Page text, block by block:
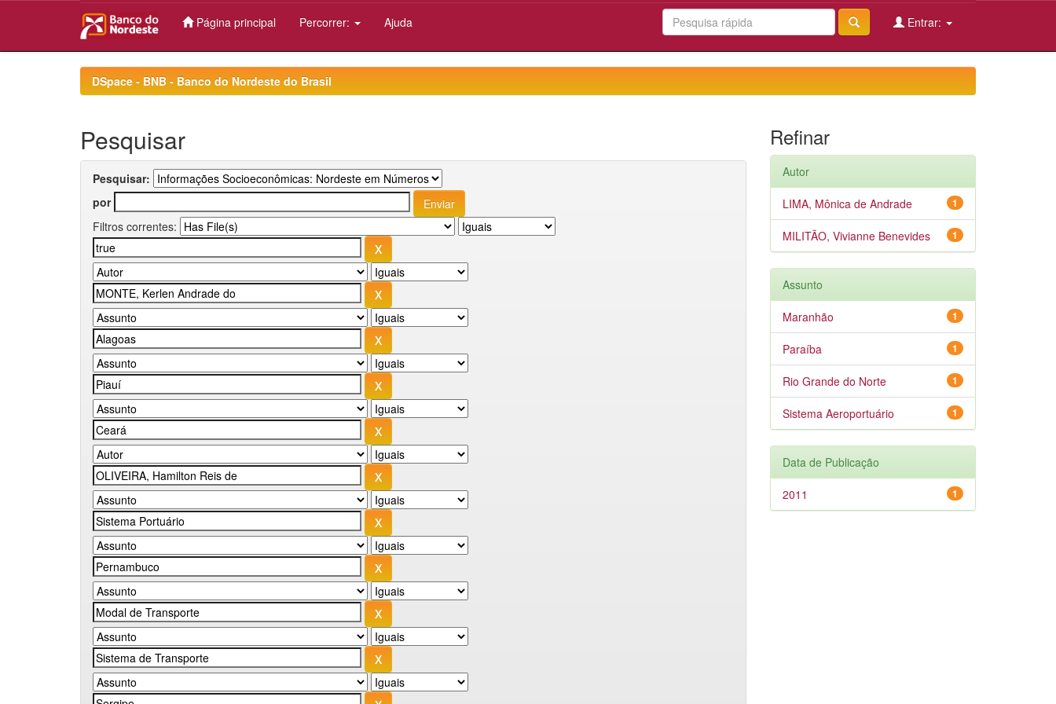
Página principal Percorrer: Ajuda Entrar:
DSpace - BNB - Banco do Nordeste do Brasil
Pesquisar
Pesquisar:
por
Filtros correntes:
Refinar
Autor
1
LIMA, Mônica de Andrade
1
MILITÃO, Vivianne Benevides
Assunto
1
Maranhão
1
Paraíba
1
Rio Grande do Norte
1
Sistema Aeroportuário
Data de Publicação
1
2011